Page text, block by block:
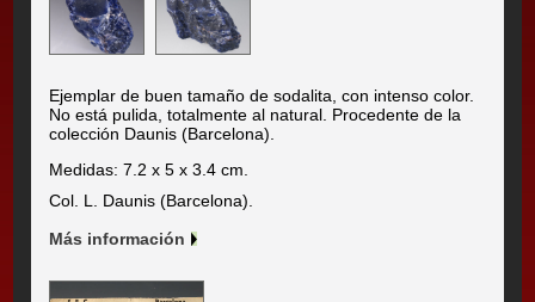
Ejemplar de buen tamaño de sodalita, con intenso color.
No está pulida, totalmente al natural. Procedente de la
colección Daunis (Barcelona).
Medidas: 7.2 x 5 x 3.4 cm.
Col. L. Daunis (Barcelona).
Más información